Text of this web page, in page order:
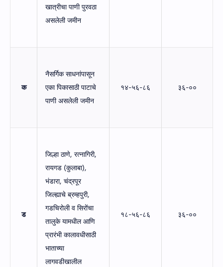
खात्रीचा पाणी पुरवठा
असलेली जमीन
क
नैसर्गिक साधनांपासून
एका पिकासाठी पाटाचे
पाणी असलेली जमीन
१४-५६-८६ ३६-००
ड
जिल्हा ठाणे, रत्नागिरी,
रायगड (कुलाबा),
भंडारा, चंद्रपूर
जिल्ह्याचे ब्रम्हपुरी,
गडचिरोली व सिरोंचा
तालुके यामधील आणि
प्रारंभी कालावधीसाठी
भाताच्या
लागवडीखालील
१८-५६-८६ ३६-००